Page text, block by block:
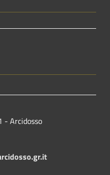
- Arcidosso